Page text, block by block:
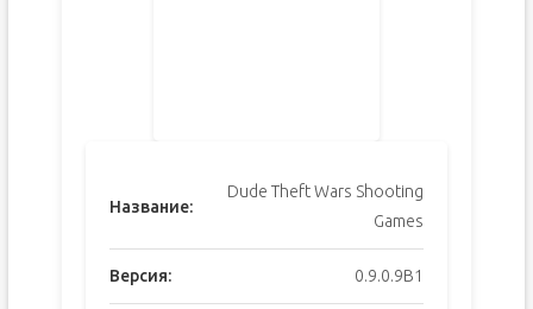
Название:
Dude Theft Wars Shooting
Games
Версия: 0.9.0.9B1